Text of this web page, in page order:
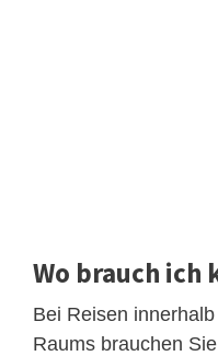
Wo brauch ich
Bei Reisen
Raums brauchen